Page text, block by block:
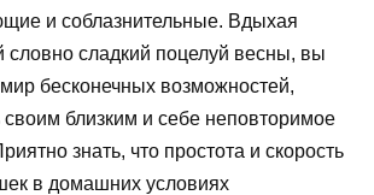
и соблазнительные. Вдыхая
словно сладкий поцелуй весны, вы
бесконечных возможностей,
своим близким и себе неповторимое
знать, что простота и скорость
в домашних условиях